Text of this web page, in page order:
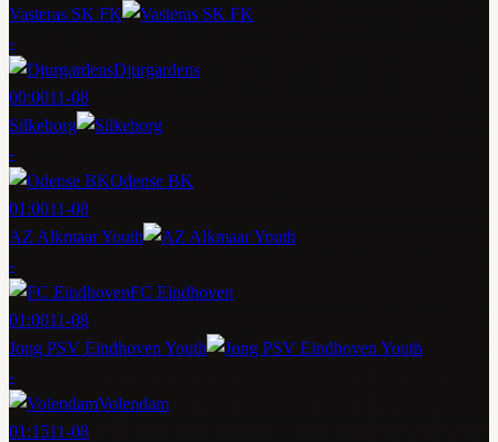
Vasteras SK FK
-
Djurgardens
00:0011-08
Silkeborg
-
Odense BK
01:0011-08
AZ Alkmaar Youth
-
FC Eindhoven
01:0011-08
Jong PSV Eindhoven Youth
-
Volendam
01:1511-08